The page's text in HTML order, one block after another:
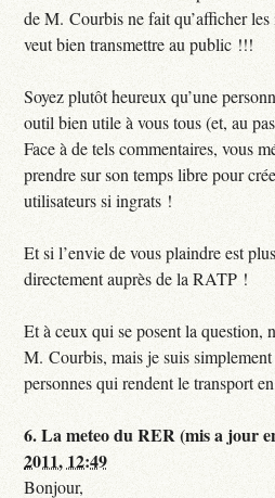
de M. Courbis ne fait qu’afficher
veut bien transmettre au public !!!
Soyez plutôt heureux qu’une
outil bien utile à vous tous (et, au
Face à de tels commentaires, vous
prendre sur son temps libre pour
utilisateurs si ingrats !
Et si l’envie de vous plaindre est
directement auprès de la RATP !
Et à ceux qui se posent la question,
M. Courbis, mais je suis
personnes qui rendent le transport
6.La meteo du RER (mis a jour
2011, 12:49
Bonjour,